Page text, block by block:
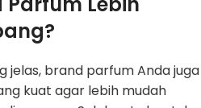
jelas, brand parfum Anda juga
kuat agar lebih mudah